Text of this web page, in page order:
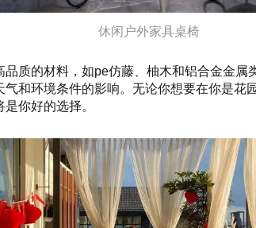
休闲户外家具桌椅
品质的材料，如pe仿藤、柚木和铝合金金属
气和环境条件的影响。无论你想要在你是花
你好的选择。